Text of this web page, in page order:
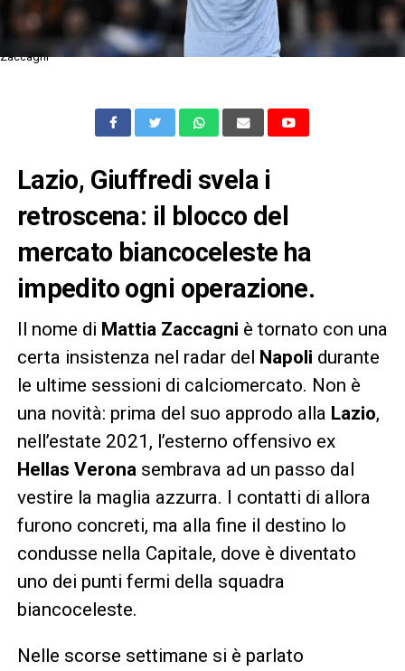
Zaccagni
Lazio, Giuffredi svela i
retroscena: il blocco del
mercato biancoceleste ha
impedito ogni operazione.
Il nome di Mattia Zaccagni è tornato con una
certa insistenza nel radar del Napoli durante
le ultime sessioni di calciomercato. Non è
una novità: prima del suo approdo alla Lazio,
nell’estate 2021, l’esterno offensivo ex
Hellas Veronasembrava ad un passo dal
vestire la maglia azzurra. I contatti di allora
furono concreti, ma alla fine il destino lo
condusse nella Capitale, dove è diventato
uno dei punti fermi della squadra
biancoceleste.
Nelle scorse settimane si è parlato